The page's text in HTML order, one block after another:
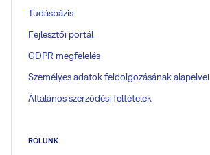
Tudásbázis
Fejlesztői portál
GDPR megfelelés
Személyes adatok feldolgozásának alapelvei
Általános szerződési feltételek
RÓLUNK